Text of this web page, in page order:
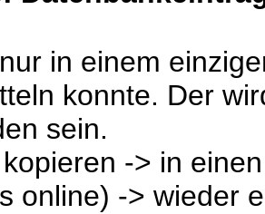
in einem
konnte. Der
sein.
-> in
online) -> wieder